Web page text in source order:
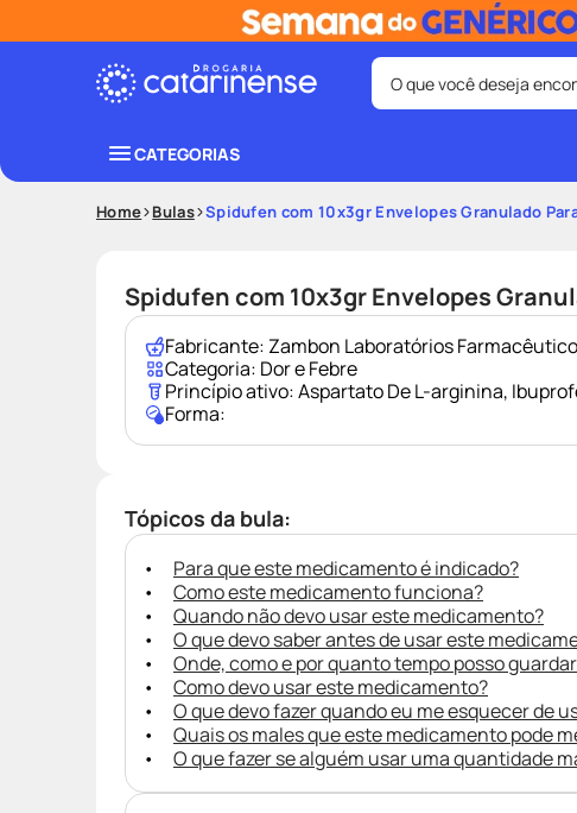
O que você deseja
3º protetor solar
7º ozivy
CATEGORIAS
Home Bulas Spidufen com 10x3gr Envelopes Granulado
Spidufen com 10x3gr Envelopes
Fabricante: Zambon Laboratórios
Categoria: Dor e Febre
Princípio ativo:Aspartato De L-arginina,
Forma:
Tópicos da bula:
Para que este medicamento é indicado?
Como este medicamento funciona?
Quando não devo usar este medicamento?
O que devo saber antes de usar este
Onde, como e por quanto tempo posso
Como devo usar este medicamento?
O que devo fazer quando eu me esquecer de
Quais os males que este medicamento pode
O que fazer se alguém usar uma quantidade